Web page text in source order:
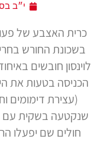
י״ב
כרית האצבע של
בשכונת החורש
לוינסון חובשים
הכניסה בטעות את
(עצירת דימומים
שנקטעה בשקית עם
חולים שם יפעלו